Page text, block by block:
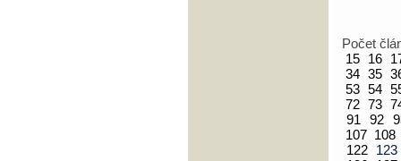
Počet
15 16
34 35
53 54
72 73
91
92
107 108
122